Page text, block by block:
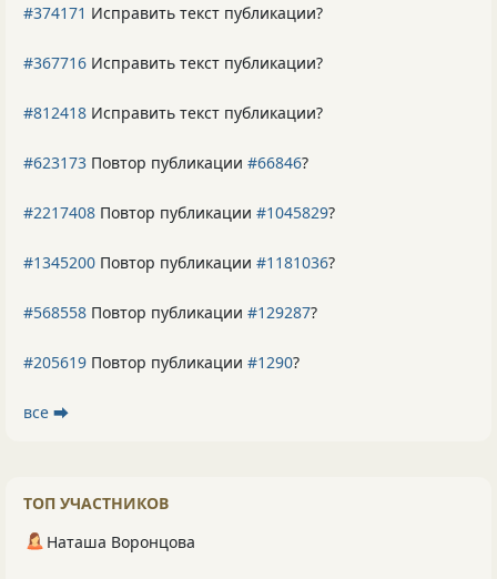
#374171 Исправить текст публикации?
#367716 Исправить текст публикации?
#812418 Исправить текст публикации?
#623173 Повтор публикации #66846?
#2217408 Повтор публикации #1045829?
#1345200 Повтор публикации #1181036?
#568558 Повтор публикации #129287?
#205619 Повтор публикации #1290?
все ⮕
ТОП УЧАСТНИКОВ
Наташа Воронцова